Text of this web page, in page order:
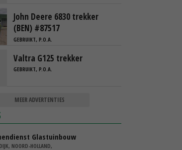
John Deere 6830 trekker
(BEN) #87517
GEBRUIKT, P.O.A.
Valtra G125 trekker
GEBRUIKT, P.O.A.
MEER ADVERTENTIES
Glastuinbouw
NOORD-HOLLAND,